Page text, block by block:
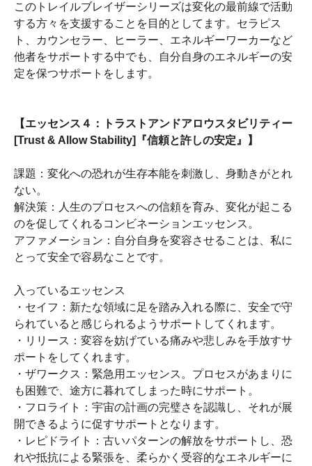
このトレイルブレイザーシリーズは変化の最前線で活動
する方々を支援することを目的としてます。セラピス
ト、カウンセラー、ヒーラー、エネルギーワーカーなど
他者をサポートする中でも、自分自身のエネルギーの安
定を保つサポートをします。
【エッセンス４：トラストアンドアロウスタビリティー
[Trust & Allow Stability]『信頼と許しの安定』】
課題：変化への恐れが生存本能を刺激し、身動きがとれ
ない。
解決策：人生のプロセスへの信頼を育み、変化が起こる
のを促してくれるコンビネーションエッセンス。
アファメーション：自分自身を変容させることは、私に
とって安全で容易なことです。
入っているエッセンス
・セイフ：新たな領域に足を踏み入れる際に、安全で守
られていると感じられるようサポートしてくれます。
・リリース：変容を妨げている痛みや悲しみを手放すサ
ポートをしてくれます。
・ザワークス：緊急用エッセンス。プロセスがあまりに
も困難で、途方に暮れてしまった時にサポート。
・フロライト：宇宙の計画の完璧さを認識し、それが展
開できるように促すサポートとなります。
・レピドライト：古いパターンの解放をサポートし、恐
れや抵抗による緊張を、柔らかく受容的なエネルギーに